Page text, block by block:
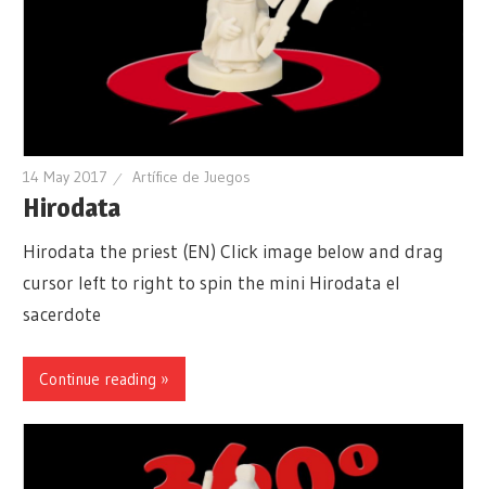
14 May 2017 Artífice de Juegos
Hirodata
Hirodata the priest (EN) Click image below and drag
cursor left to right to spin the mini Hirodata el
sacerdote
Continue reading »